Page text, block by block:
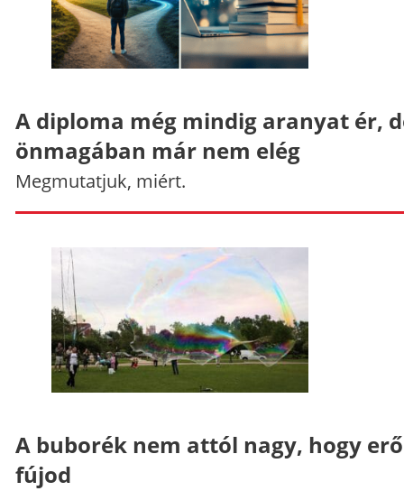
A diploma még mindig aranyat ér,
önmagában már nem elég
Megmutatjuk, miért.
A buborék nem attól nagy, hogy
fújod